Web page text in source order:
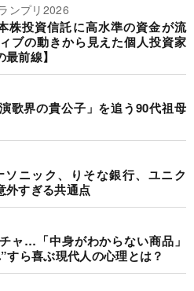
ンプリ2026
株投資信託に高水準の資金が流
ブの動きから見えた個人投資家
前線】
歌界の貴公子」を追う90代祖母
ニック、りそな銀行、ユニク
外すぎる共通点
ャ…「中身がわからない商品」
ら喜ぶ現代人の心理とは？